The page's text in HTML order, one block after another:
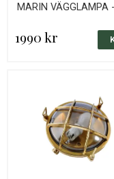
MARIN VÄGGLAMPA
1990 kr